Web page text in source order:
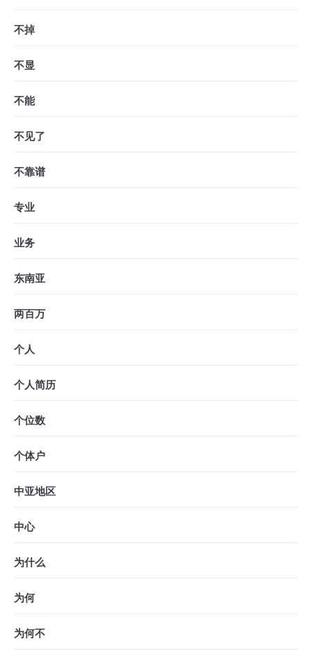
不掉
不显
不能
不见了
不靠谱
专业
业务
东南亚
两百万
个人
个人简历
个位数
个体户
中亚地区
中心
为什么
为何
为何不